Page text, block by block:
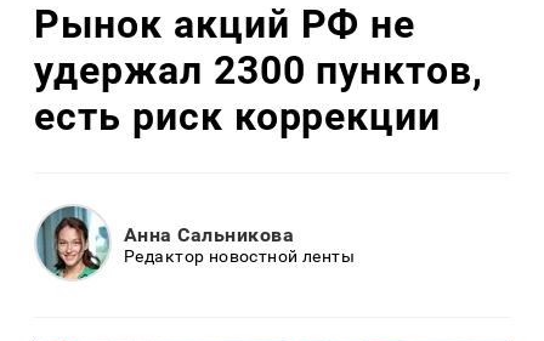
Рынок акций РФ не
удержал 2300 пунктов,
есть риск коррекции
Анна Сальникова
Редактор новостной ленты